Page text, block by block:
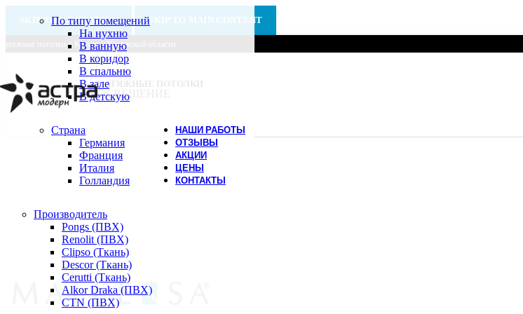
SKIP TO NAVIGATION SKIP TO MAIN CONTENT
потолки в Калуге и Калужской области
НАТЯЖНЫЕ ПОТОЛКИ
ОСВЕЩЕНИЕ
По типу помещений
На нухню
В ванную
В коридор
В спальню
В зале
В детскую
Страна
Германия
Франция
Италия
Голландия
Производитель
Pongs (ПВХ)
Renolit (ПВХ)
Clipso (Ткань)
Descor (Ткань)
Cerutti (Ткань)
Alkor Draka (ПВХ)
CTN (ПВХ)
НАШИ РАБОТЫ
ОТЗЫВЫ
АКЦИИ
ЦЕНЫ
КОНТАКТЫ